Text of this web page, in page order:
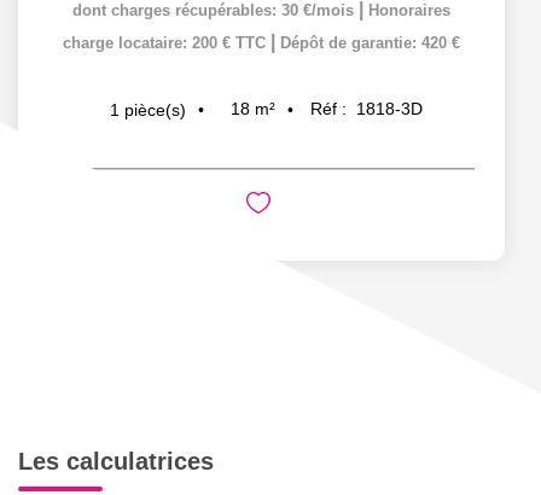
dont charges récupérables: 30 €/mois
Honoraires
charge locataire: 200 € TTC
Dépôt de garantie: 420 €
1 pièce(s) 18 m² Réf : 1818-3D
Les calculatrices